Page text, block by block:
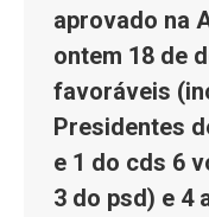
aprovado na
ontem 18 de
favoráveis
Presidentes
e 1 do cds 6
3 do psd) e 4